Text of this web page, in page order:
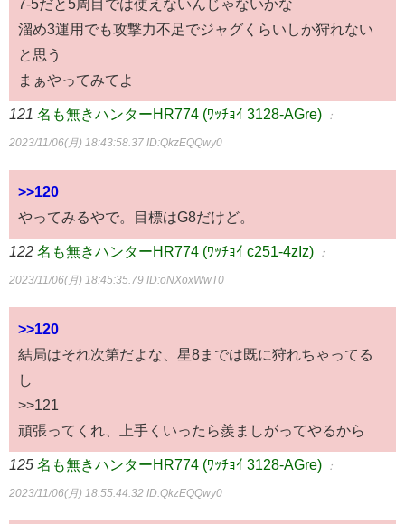
7-5だと5周目では使えないんじゃないかな
溜め3運用でも攻撃力不足でジャグくらいしか狩れない
と思う
まぁやってみてよ
121 名も無きハンターHR774 (ﾜｯﾁｮｲ 3128-AGre) ：
2023/11/06(月) 18:43:58.37 ID:QkzEQQwy0
>>120
やってみるやで。目標はG8だけど。
122 名も無きハンターHR774 (ﾜｯﾁｮｲ c251-4zIz) ：
2023/11/06(月) 18:45:35.79 ID:oNXoxWwT0
>>120
結局はそれ次第だよな、星8までは既に狩れちゃってる
し
>>121
頑張ってくれ、上手くいったら羨ましがってやるから
125 名も無きハンターHR774 (ﾜｯﾁｮｲ 3128-AGre) ：
2023/11/06(月) 18:55:44.32 ID:QkzEQQwy0